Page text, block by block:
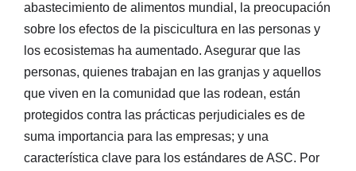
abastecimiento de alimentos mundial, la preocupación
sobre los efectos de la piscicultura en las personas y
los ecosistemas ha aumentado. Asegurar que las
personas, quienes trabajan en las granjas y aquellos
que viven en la comunidad que las rodean, están
protegidos contra las prácticas perjudiciales es de
suma importancia para las empresas; y una
característica clave para los estándares de ASC. Por